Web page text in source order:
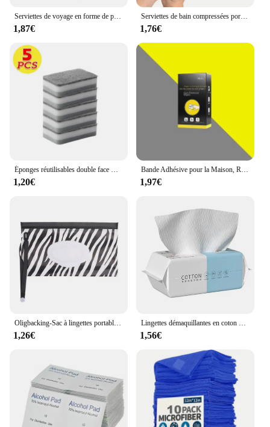
Serviettes de voyage en forme de poulet, lingettes compressées pour le visage, serviette portable, douce, épaissie, livres, grill, lingettes lavables pour la maison, 28 pièces, 7 pièces
1,87€
Serviettes de bain compressées portables en tissu non tissé, serviettes de maquillage pour la maison, lavage du visage et nettoyage, compression douce, poulet, 30 pièces
1,76€
Éponges réutilisables double face Magic Books, lingettes de cuisine, tampons à récurer pour casseroles, brosses à vaisselle, outils de nettoyage, 30 pièces, 5 pièces
1,20€
Bande Adhésive pour la Maison, Résidus de Meubles, Marque Auto-Adhésive Fournie
1,97€
1,26€ 1,56€